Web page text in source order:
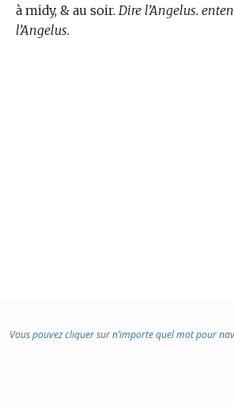
à midy, & au soir. Dire l’Angelus.
l’Angelus.
Vous pouvez cliquer sur n’importe quel mot pour